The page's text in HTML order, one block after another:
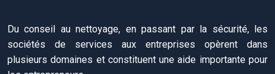
Du conseil au nettoyage, en passant par la sécurité, les
sociétés de services aux entreprises opèrent dans
plusieurs domaines et constituent une aide importante pour